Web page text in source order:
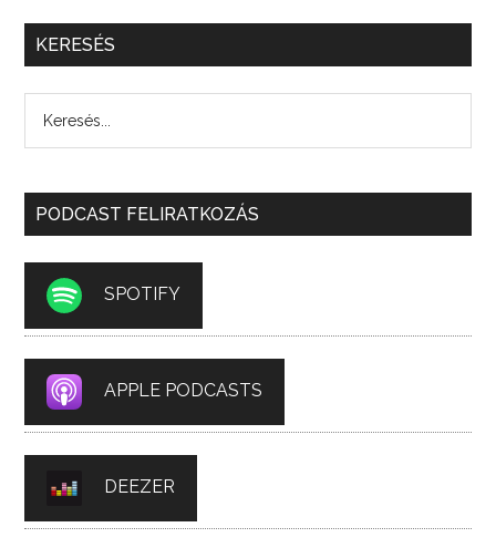
KERESÉS
PODCAST FELIRATKOZÁS
SPOTIFY
APPLE PODCASTS
DEEZER